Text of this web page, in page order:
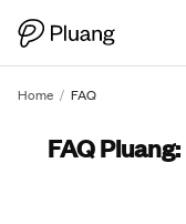
Home / FAQ
FAQ